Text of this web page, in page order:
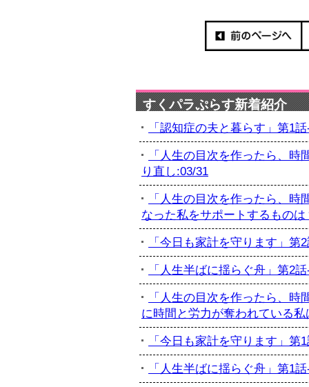
すくパラぷらす新着紹介
「認知症の夫と暮らす」第1
「人生の目次を作ったら、
り直し:03/31
「人生の目次を作ったら、
なった私をサポートするものは
「今日も家計を守ります」第
「人生半ばに揺らぐ舟」第2
「人生の目次を作ったら、
に時間と労力が奪われている私
「今日も家計を守ります」第
「人生半ばに揺らぐ舟」第1